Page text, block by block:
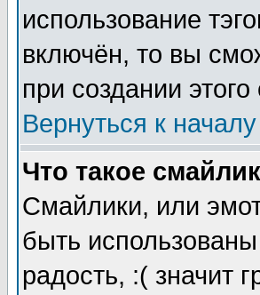
использование
включён, то вы
при создании
Вернуться к началу
Что такое
Смайлики, или
быть
радость, :( значит